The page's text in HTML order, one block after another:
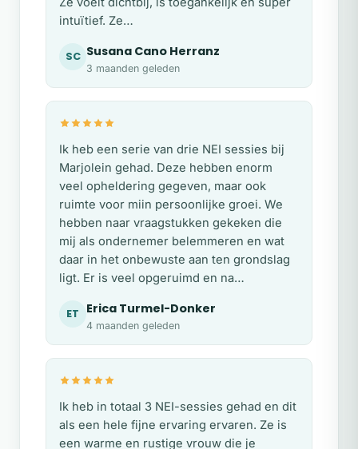
intuïtief. Ze…
SC Susana Cano Herranz
3 maanden geleden
Ik heb een serie van drie NEI sessies bij
Marjolein gehad. Deze hebben enorm
veel opheldering gegeven, maar ook
ruimte voor miin persoonlijke groei. We
hebben naar vraagstukken gekeken die
mij als ondernemer belemmeren en wat
daar in het onbewuste aan ten grondslag
ligt. Er is veel opgeruimd en na…
ET Erica Turmel-Donker
4 maanden geleden
Ik heb in totaal 3 NEI-sessies gehad en dit
als een hele fijne ervaring ervaren. Ze is
een warme en rustige vrouw die je